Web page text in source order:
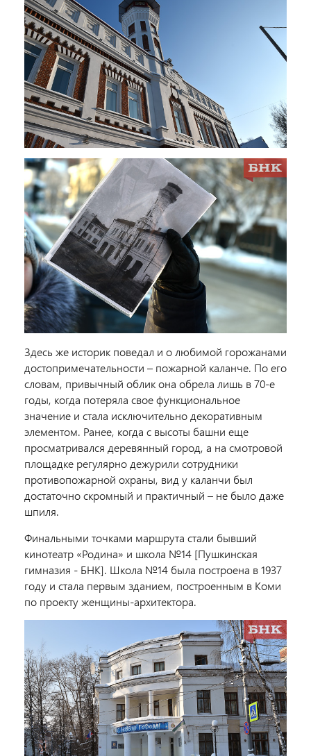
Здесь же историк поведал и о любимой горожанами
достопримечательности – пожарной каланче. По его
словам, привычный облик она обрела лишь в 70-е
годы, когда потеряла свое функциональное
значение и стала исключительно декоративным
элементом. Ранее, когда с высоты башни еще
просматривался деревянный город, а на смотровой
площадке регулярно дежурили сотрудники
противопожарной охраны, вид у каланчи был
достаточно скромный и практичный – не было даже
шпиля.
Финальными точками маршрута стали бывший
кинотеатр «Родина» и школа №14 [Пушкинская
гимназия - БНК]. Школа №14 была построена в 1937
году и стала первым зданием, построенным в Коми
по проекту женщины-архитектора.